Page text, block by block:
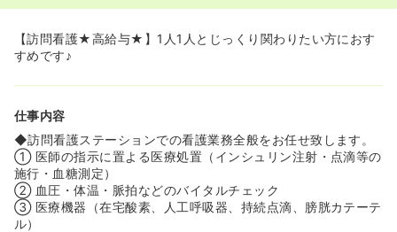
【訪問看護★高給与★】1人1人とじっくり関わりたい方におす
すめです♪
仕事内容
◆訪問看護ステーションでの看護業務全般をお任せ致します。
① 医師の指示に置よる医療処置（インシュリン注射・点滴等の
施行・血糖測定）
② 血圧・体温・脈拍などのバイタルチェック
③ 医療機器（在宅酸素、人工呼吸器、持続点滴、膀胱カテーテ
ル）